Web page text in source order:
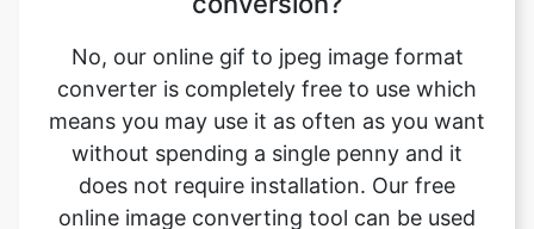
means you may use it as often as you want
without spending a single penny and it
does not require installation. Our free
online image converting tool can be used
by anybody and everybody. For using this
function, you don’t need to have any
technical knowledge at all. Our image